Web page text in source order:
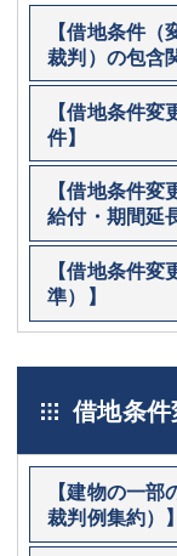
【借地条件
裁判）の包含
【借地条件
件】
【借地条件
給付・期間延
【借地条件
準）】
借地条
【建物の一
裁判例集約）】